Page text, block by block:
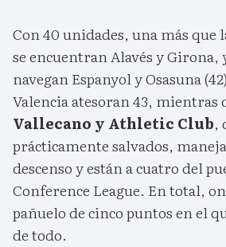
Con 40 unidades, una más que
se encuentran Alavés y Girona,
navegan Espanyol y Osasuna
Valencia atesoran 43, mientras
Vallecano y Athletic Club,
prácticamente salvados,
descenso y están a cuatro del
Conference League. En total,
pañuelo de cinco puntos en el
de todo.